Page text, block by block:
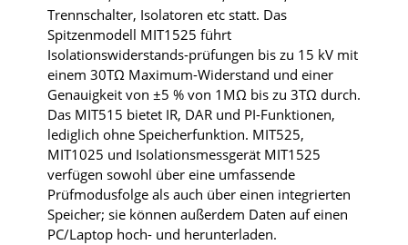
Trennschalter, Isolatoren etc statt. Das
Spitzenmodell MIT1525 führt
Isolationswiderstands-prüfungen bis zu 15 kV mit
einem 30TΩ Maximum-Widerstand und einer
Genauigkeit von ±5 % von 1MΩ bis zu 3TΩ durch.
Das MIT515 bietet IR, DAR und PI-Funktionen,
lediglich ohne Speicherfunktion. MIT525,
MIT1025 und Isolationsmessgerät MIT1525
verfügen sowohl über eine umfassende
Prüfmodusfolge als auch über einen integrierten
Speicher; sie können außerdem Daten auf einen
PC/Laptop hoch- und herunterladen.